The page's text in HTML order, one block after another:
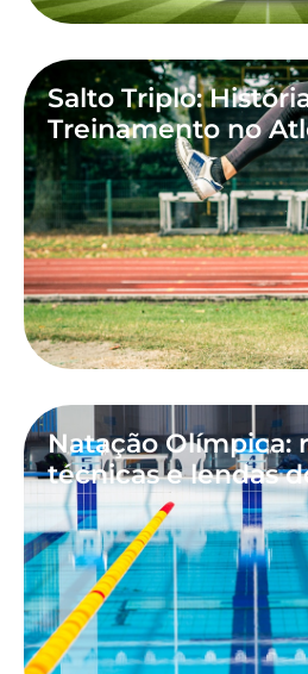
Salto Triplo:
Treinamento no
Natação Olímpica:
técnicas e lendas